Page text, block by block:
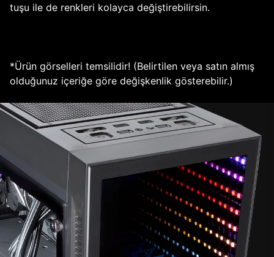
tuşu ile de renkleri kolayca değiştirebilirsin.
*Ürün görselleri temsilidir! (Belirtilen veya satın almış
olduğunuz içeriğe göre değişkenlik gösterebilir.)